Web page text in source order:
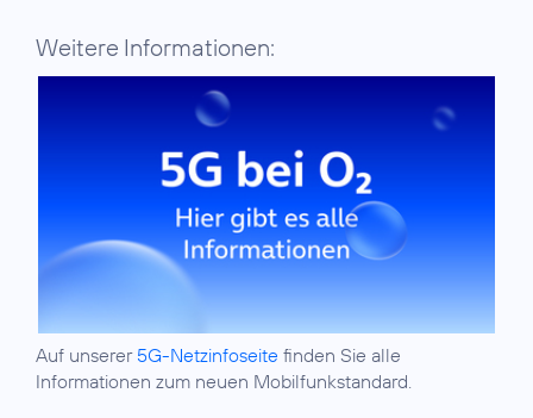
Weitere Informationen:
Auf unserer 5G-Netzinfoseite finden Sie alle
Informationen zum neuen Mobilfunkstandard.